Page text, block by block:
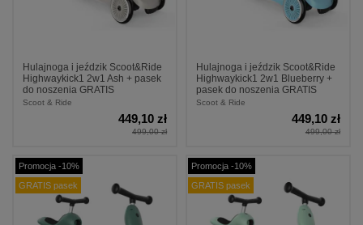
Hulajnoga i jeździk Scoot&Ride
Highwaykick1 2w1 Ash + pasek
do noszenia GRATIS
Scoot & Ride
449,10 zł
499,00 zł
Hulajnoga i jeździk Scoot&Ride
Highwaykick1 2w1 Blueberry +
pasek do noszenia GRATIS
Scoot & Ride
449,10 zł
499,00 zł
Promocja -10%
GRATIS pasek
Promocja -10%
GRATIS pasek